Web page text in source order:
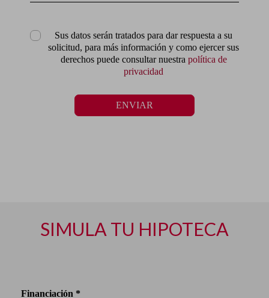
Sus datos serán tratados para dar respuesta a su
solicitud, para más información y como ejercer sus
derechos puede consultar nuestra política de
privacidad
ENVIAR
SIMULA TU HIPOTECA
Financiación *